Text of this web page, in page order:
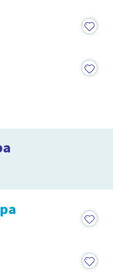
stemmen bij